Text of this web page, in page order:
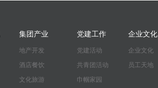
集团产业
地产开发
酒店餐饮
文化旅游
党建工作
党建活动
共青团活动
巾帼家园
企业文化
企业文化
员工天地